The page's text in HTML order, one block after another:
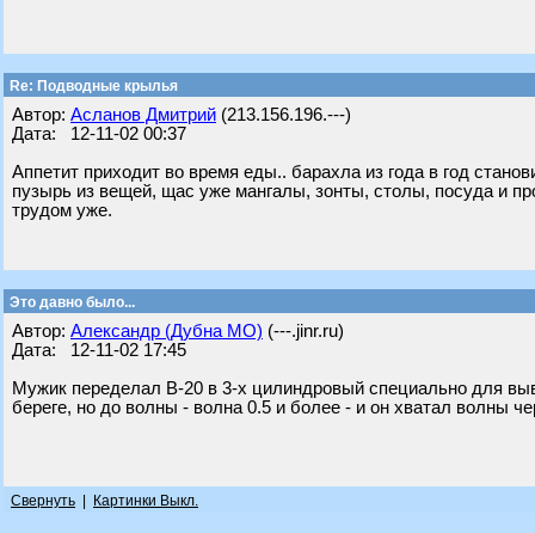
Re: Подводные крылья
Автор: Асланов Дмитрий (213.156.196.---)
Дата: 12-11-02 00:37
Аппетит приходит во время еды.. барахла из года в год
пузырь из вещей, щас уже мангалы, зонты, столы, посуда и
трудом уже.
Это давно было...
Автор: Александр (Дубна МО) (---.jinr.ru)
Дата: 12-11-02 17:45
Мужик переделал В-20 в 3-х цилиндровый специально для
береге, но до волны - волна 0.5 и более - и он хватал волны
Свернуть Картинки Выкл.